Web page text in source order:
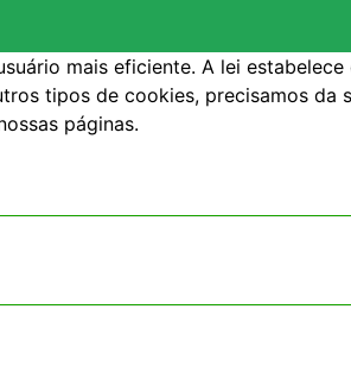
mais eficiente. A lei
tipos de cookies, precisamos da
páginas.